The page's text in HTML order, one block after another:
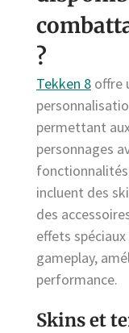
?
Tekken 8 offre
permettant
personnages
fonctionnalités
incluent des
des
effets
gameplay,
performance.
Skins et